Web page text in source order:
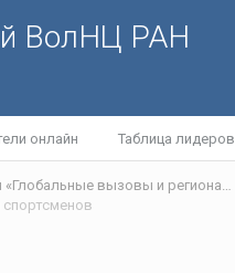
ВолНЦ РАН
онлайн Таблица лидеров
V Научно-практическая интернет-конференция «Глобальные вызовы и региональное развитие в зеркале социологических измерений»
спортсменов